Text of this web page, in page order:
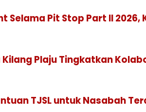
Selama Pit Stop Part II
Plaju Tingkatkan
TJSL untuk Nasabah